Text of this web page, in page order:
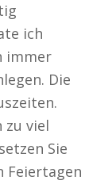
ich
immer
Die
zu viel
Sie
Feiertagen